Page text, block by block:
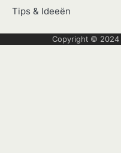
Tips & Ideeën
Copyright © 2024